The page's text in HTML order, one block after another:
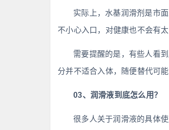
实际上，水基润滑剂是市
不小心入口，对健康也不会有
需要提醒的是，有些人看
分并不适合入体，随便替代可
03、润滑液到底怎么用？
很多人关于润滑液的具体